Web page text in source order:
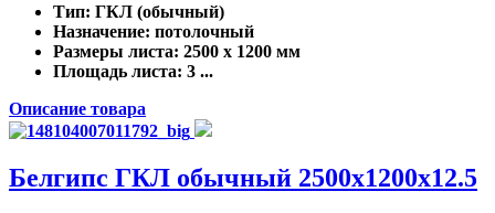
Тип: ГКЛ (обычный)
Назначение: потолочный
Размеры листа: 2500 x 1200 мм
Площадь листа: 3 ...
Описание товара
Белгипс ГКЛ обычный 2500х1200х12.5